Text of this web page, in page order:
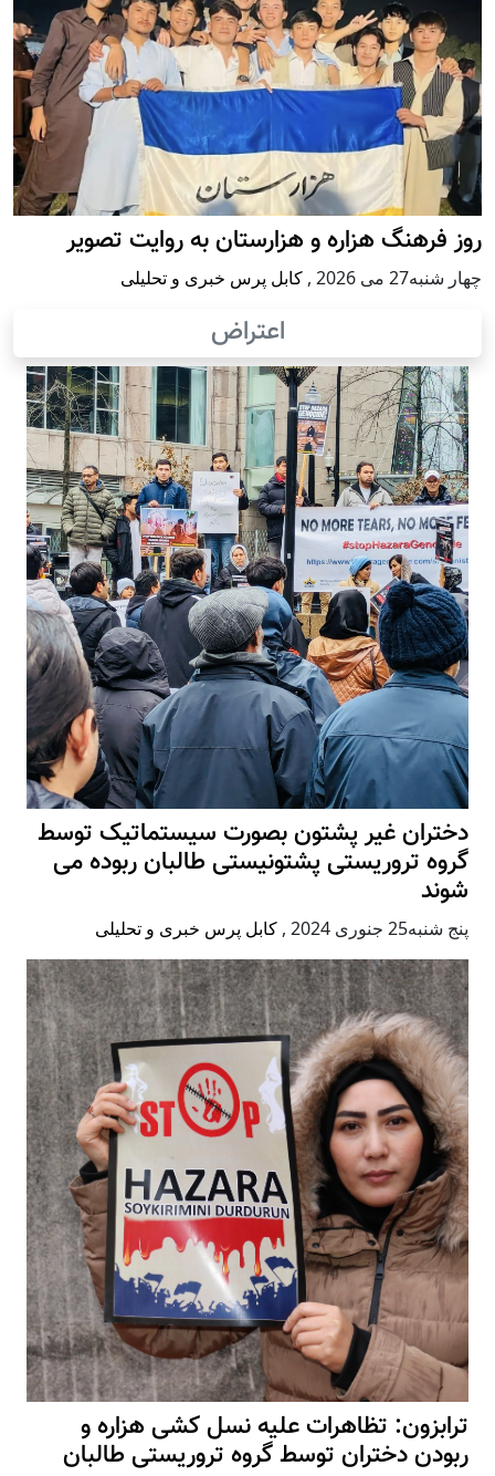
روز فرهنگ هزاره و هزارستان به روایت تصویر
چهار شنبه27 می 2026 , کابل پرس خبری و تحلیلی
اعتراض
دختران غیر پشتون بصورت سیستماتیک توسط
گروه تروریستی پشتونیستی طالبان ربوده می
شوند
پنج شنبه25 جنوری 2024 , کابل پرس خبری و تحلیلی
ترابزون: تظاهرات علیه نسل کشی هزاره و
ربودن دختران توسط گروه تروریستی طالبان